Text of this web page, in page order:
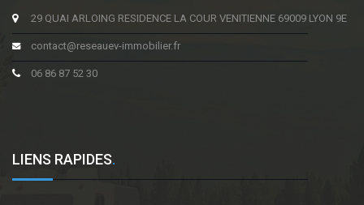
29 QUAI ARLOING RESIDENCE LA COUR VENITIENNE 69009 LYON 9E
contact@reseauev-immobilier.fr
06 86 87 52 30
LIENS RAPIDES.